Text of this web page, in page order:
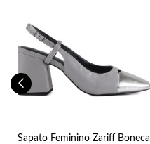
Sapato Feminino Zariff Boneca